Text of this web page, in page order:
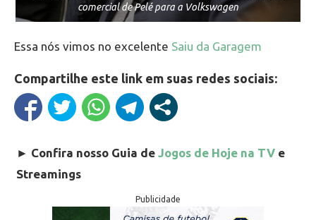
comercial de Pelé para a Volkswagen
Essa nós vimos no excelente Saiu da Garagem
Compartilhe este link em suas redes sociais:
► Confira nosso Guia de Jogos de Hoje na TV e
Streamings
Publicidade